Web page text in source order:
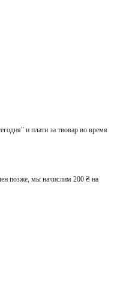
и плати за твовар во время
позже, мы начислим 200 ₴ на